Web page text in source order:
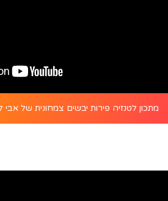
מתכון לטנזיה פירות יבשים צמחונית של אבי